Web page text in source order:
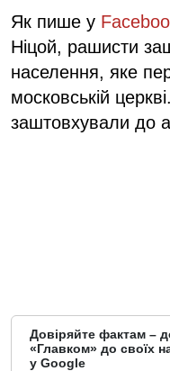
Як пише у
Ніцой, рашисти
населення, яке
московській
заштовхували до
Довіряйте фактам –
«Главком» до своїх
у Google